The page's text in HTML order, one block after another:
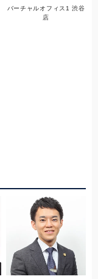
バーチャルオフィス1 渋谷
店